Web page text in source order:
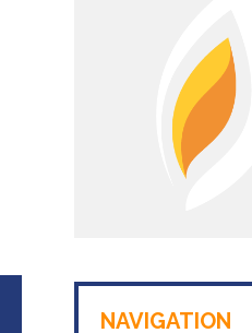
NAVIGATION